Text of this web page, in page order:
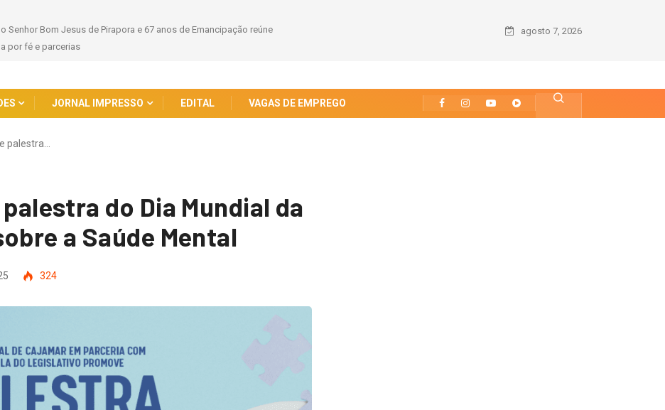
Senhor Bom Jesus de Pirapora e 67 anos de Emancipação reúne
por fé e parcerias
agosto 7, 2026
JORNAL IMPRESSO EDITAL VAGAS DE EMPREGO
palestra…
do Dia Mundial da
a Saúde Mental
324